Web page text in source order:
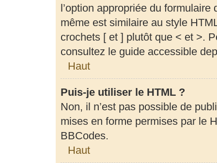
l’option appropriée du
même est similaire au style
crochets [ et ] plutôt que < et >.
consultez le guide accessible
Haut
Puis-je utiliser le HTML ?
Non, il n’est pas possible de
mises en forme permises par le
BBCodes.
Haut